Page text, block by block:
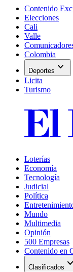
Contenido
Elecciones
Cali
Valle
Colombia
Deportes expand_more
Licita
Turismo
Loterías
Economía
Tecnología
Judicial
Política
Mundo
Multimedia
Opinión
500 Empresas
Contenido en
Clasificados expand_more